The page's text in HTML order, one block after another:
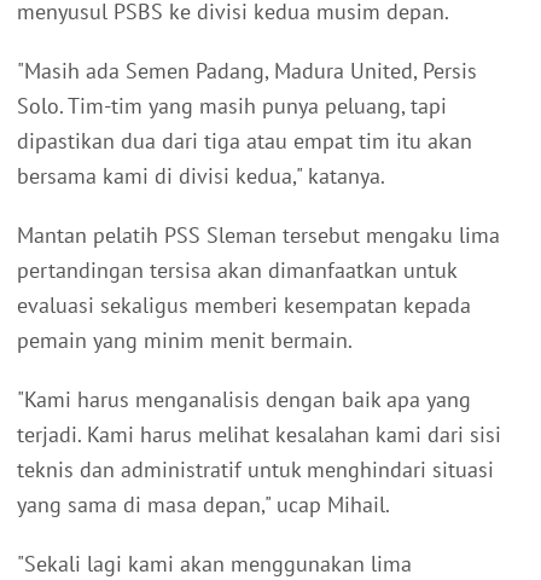
menyusul PSBS ke divisi kedua musim depan.
"Masih ada Semen Padang, Madura United, Persis
Solo. Tim-tim yang masih punya peluang, tapi
dipastikan dua dari tiga atau empat tim itu akan
bersama kami di divisi kedua," katanya.
Mantan pelatih PSS Sleman tersebut mengaku lima
pertandingan tersisa akan dimanfaatkan untuk
evaluasi sekaligus memberi kesempatan kepada
pemain yang minim menit bermain.
"Kami harus menganalisis dengan baik apa yang
terjadi. Kami harus melihat kesalahan kami dari sisi
teknis dan administratif untuk menghindari situasi
yang sama di masa depan," ucap Mihail.
"Sekali lagi kami akan menggunakan lima